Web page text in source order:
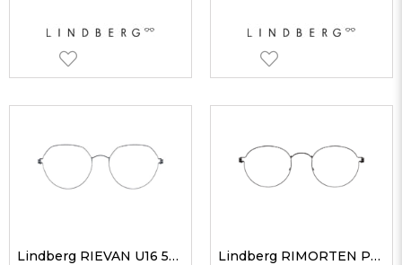
Lindberg RIEVAN U16 50 Unisex Optik Gözlükler Lindberg RIMORTEN PU9 48 Unisex Optik Gözlükler